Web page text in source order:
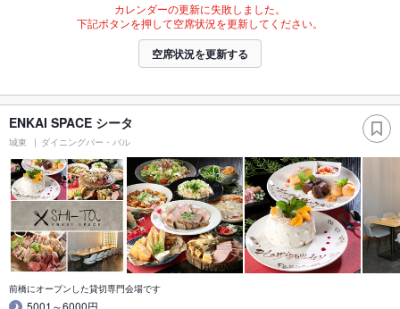
カレンダーの更新に失敗しました。
下記ボタンを押して空席状況を更新してください。
空席状況を更新する
ENKAI SPACE シータ
城東 ダイニングバー・バル
前橋にオープンした貸切専門会場です
5001～6000円